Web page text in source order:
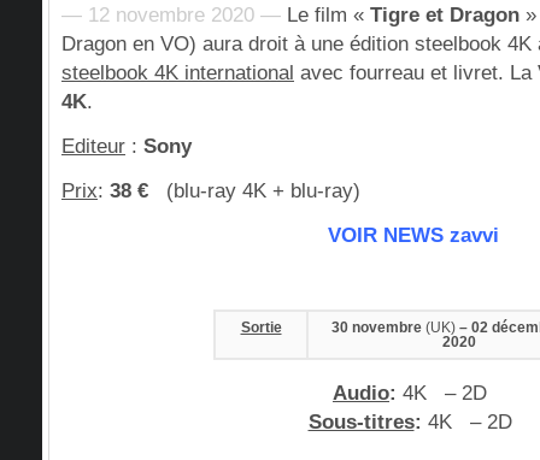
— 12 novembre 2020 — Le film « Tigre et Dragon
Dragon en VO) aura droit à une édition steelbook
steelbook 4K international avec fourreau et livret. La
4K.
Editeur : Sony
Prix: 38 €
(blu-ray 4K + blu-ray)
VOIR NEWS zavvi
Sortie 30 novembre (UK) – 02
2020
Audio: 4K
– 2D
Sous-titres: 4K – 2D